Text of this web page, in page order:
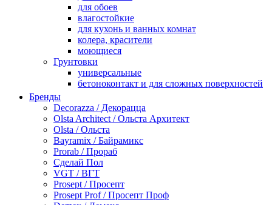
для обоев
влагостойкие
для кухонь и ванных комнат
колера, красители
моющиеся
Грунтовки
универсальные
бетоноконтакт и для сложных поверхностей
по металлу
антикорозийные
под декоративные штукатурки
для гипсокартона
под штукатурку
Герметик
акриловые
силиконовые универсальные, нейтральные
силиконовые санитарные (антигрибковые)
Бренды
Decorazza / Декорацца
Olsta Architect / Ольста Архитект
Olsta / Ольста
Bayramix / Байрамикс
Prorab / Прораб
Сделай Пол
VGT / ВГТ
Prosept / Просепт
Prosept Prof / Просепт Проф